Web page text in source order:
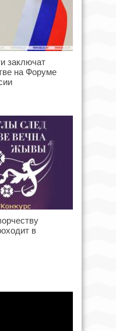
заключат
на Форуме
в